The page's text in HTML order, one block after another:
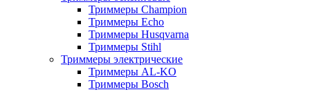
Триммеры Champion
Триммеры Echo
Триммеры Husqvarna
Триммеры Stihl
Триммеры электрические
Триммеры AL-KO
Триммеры Bosch